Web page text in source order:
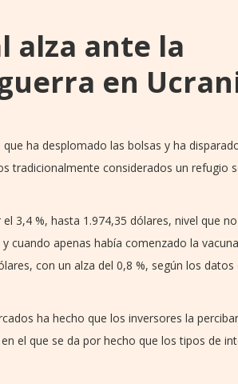
alza ante la
en
ha desplomado las bolsas y ha
tradicionalmente considerados un refugio
3,4 %, hasta 1.974,35 dólares, nivel que
cuando apenas había comenzado la
con un alza del 0,8 %, según los datos
ha hecho que los inversores la
el que se da por hecho que los tipos de